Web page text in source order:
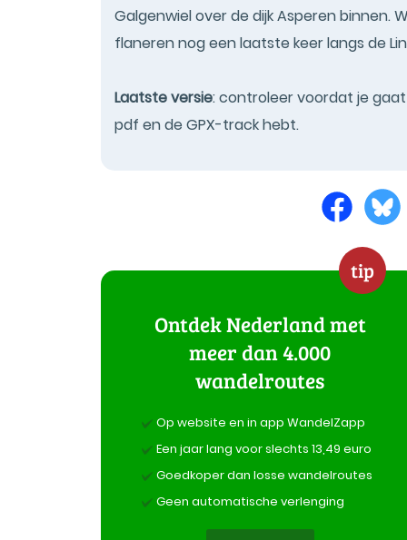
Galgenwiel over de dijk Asperen binnen.
flaneren nog een laatste keer langs de
Laatste versie: controleer voordat je
pdf en de GPX-track hebt.
tip
Ontdek Nederland met
meer dan 4.000
wandelroutes
Op website en in app WandelZapp
Een jaar lang voor slechts 13,49 euro
Goedkoper dan losse wandelroutes
Geen automatische verlenging